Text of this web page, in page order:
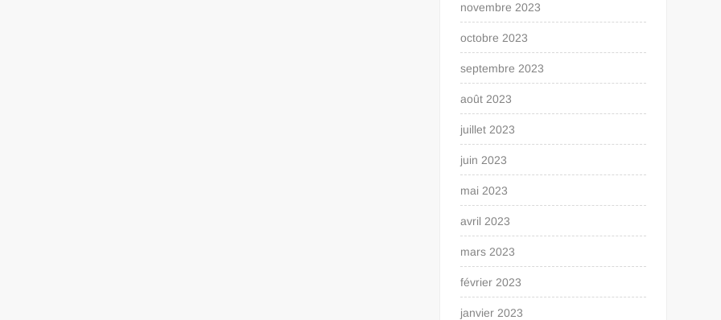
novembre 2023
octobre 2023
septembre 2023
août 2023
juillet 2023
juin 2023
mai 2023
avril 2023
mars 2023
février 2023
janvier 2023